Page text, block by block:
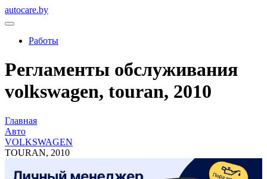
autocare.by
Работы
Регламенты обслуживания
volkswagen, touran, 2010
Главная
Авто
VOLKSWAGEN
TOURAN, 2010